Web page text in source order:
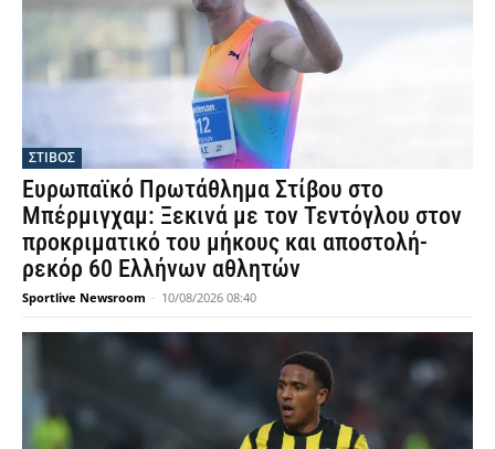
ΣΤΙΒΟΣ
Ευρωπαϊκό Πρωτάθλημα Στίβου στο
Μπέρμιγχαμ: Ξεκινά με τον Τεντόγλου στον
προκριματικό του μήκους και αποστολή-
ρεκόρ 60 Ελλήνων αθλητών
Sportlive Newsroom - 10/08/2026 08:40